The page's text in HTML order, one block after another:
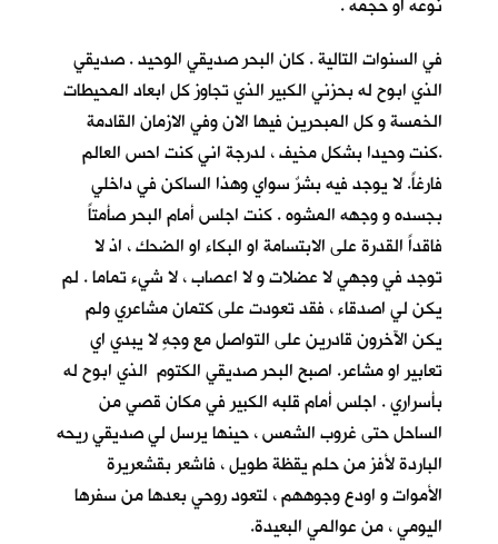
في السنوات التالية . كان البحر صديقي الوحيد . صديقي
الذي ابوح له بحزني الكبير الذي تجاوز كل ابعاد المحيطات
الخمسة و كل المبحرين فيها الان وفي الازمان القادمة
.كنت وحيدا بشكل مخيف ، لدرجة اني كنت احس العالم
فارغاً. لا يوجد فيه بشرٌ سواي وهذا الساكن في داخلي
بجسده و وجهه المشوه . كنت اجلس أمام البحر صأمتاً
فاقداً القدرة على الابتسامة او البكاء او الضحك ، اذ لا
توجد في وجهي لا عضلات و لا اعصاب ، لا شيء تماما . لم
يكن لي اصدقاء ، فقد تعودت على كتمان مشاعري ولم
يكن الآخرون قادرين على التواصل مع وجهٍ لا يبدي اي
تعابير او مشاعر. اصبح البحر صديقي الكتوم الذي ابوح له
بأسراري . اجلس أمام قلبه الكبير في مكان قصي من
الساحل حتى غروب الشمس ، حينها يرسل لي صديقي ريحه
الباردة لأفز من حلم يقظة طويل ، فاشعر بقشعريرة
الأموات و اودع وجوههم ، لتعود روحي بعدها من سفرها
اليومي ، من عوالمي البعيدة.